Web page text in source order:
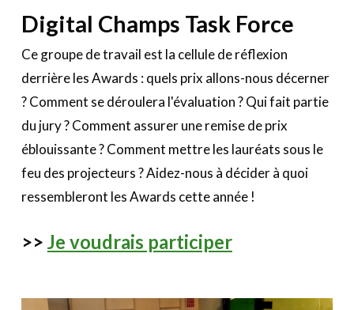
Digital Champs Task Force
Ce groupe de travail est la cellule de réflexion
derrière les Awards : quels prix allons-nous décerner
? Comment se déroulera l'évaluation ? Qui fait partie
du jury ? Comment assurer une remise de prix
éblouissante ? Comment mettre les lauréats sous le
feu des projecteurs ? Aidez-nous à décider à quoi
ressembleront les Awards cette année !
>> Je voudrais participer